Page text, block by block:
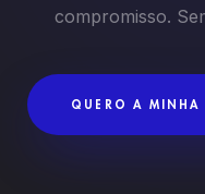
compromisso.
QUERO A MINHA